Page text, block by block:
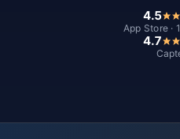
4.5
App Store ·
4.7